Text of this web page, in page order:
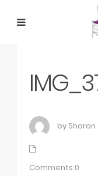
by
Comments:0